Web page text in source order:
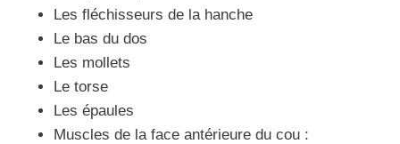
Les fléchisseurs de la hanche
Le bas du dos
Les mollets
Le torse
Les épaules
Muscles de la face antérieure du cou :